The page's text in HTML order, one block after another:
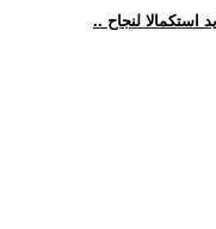
استكمالا لنجاح